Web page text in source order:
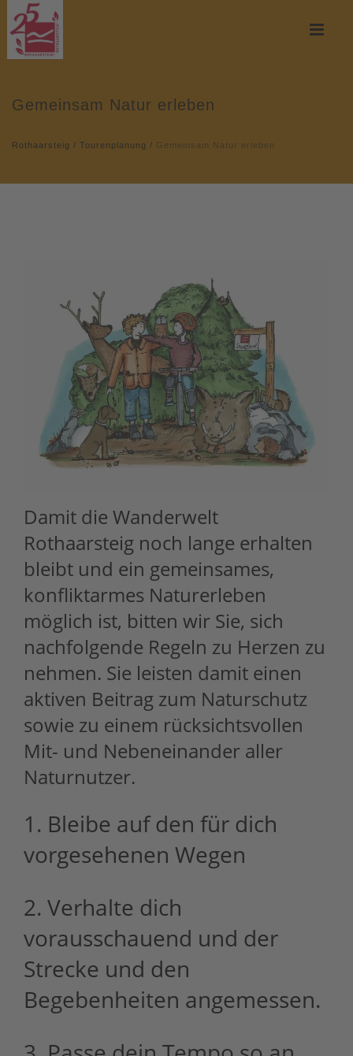
Gemeinsam Natur erleben
Rothaarsteig / Tourenplanung / Gemeinsam Natur erleben
Damit die Wanderwelt
Rothaarsteig noch lange erhalten
bleibt und ein gemeinsames,
konfliktarmes Naturerleben
möglich ist, bitten wir Sie, sich
nachfolgende Regeln zu Herzen zu
nehmen. Sie leisten damit einen
aktiven Beitrag zum Naturschutz
sowie zu einem rücksichtsvollen
Mit- und Nebeneinander aller
Naturnutzer.
1. Bleibe auf den für dich
vorgesehenen Wegen
2. Verhalte dich
vorausschauend und der
Strecke und den
Begebenheiten angemessen.